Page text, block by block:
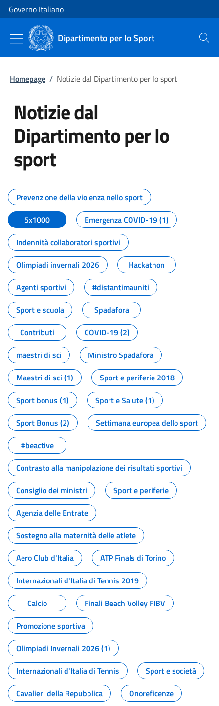
Vai al contenuto
Vai alla navigazione del sito
Governo Italiano
Dipartimento per lo Sport Cerca
Homepage / Notizie dal Dipartimento per lo sport
Notizie dal
Dipartimento per lo
sport
Tutti i contenuti della pagina
Prevenzione della violenza nello sport
5x1000
Emergenza COVID-19 (1)
Indennità collaboratori sportivi
Olimpiadi invernali 2026
Hackathon
Agenti sportivi
#distantimauniti
Sport e scuola
Spadafora
Contributi
COVID-19 (2)
maestri di sci
Ministro Spadafora
Maestri di sci (1)
Sport e periferie 2018
Sport bonus (1)
Sport e Salute (1)
Sport Bonus (2)
Settimana europea dello sport
#beactive
Contrasto alla manipolazione dei risultati sportivi
Consiglio dei ministri
Sport e periferie
Agenzia delle Entrate
Sostegno alla maternità delle atlete
Aero Club d'Italia
ATP Finals di Torino
Internazionali d'Italia di Tennis 2019
Calcio
Finali Beach Volley FIBV
Promozione sportiva
Olimpiadi Invernali 2026 (1)
Internazionali d'Italia di Tennis
Sport e società
Cavalieri della Repubblica
Onoreficenze